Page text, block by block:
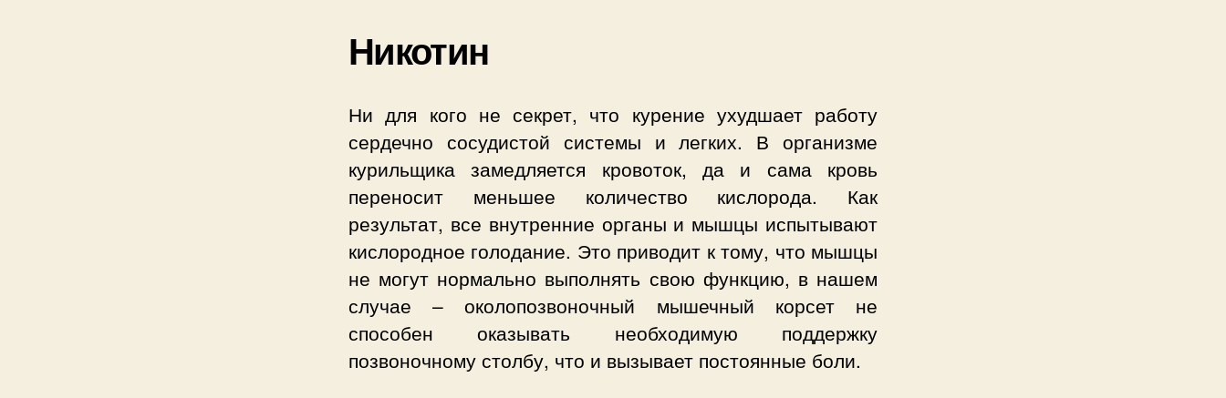
Никотин
Ни для кого не секрет, что курение ухудшает работу
сердечно сосудистой системы и легких. В организме
курильщика замедляется кровоток, да и сама кровь
переносит меньшее количество кислорода. Как
результат, все внутренние органы и мышцы испытывают
кислородное голодание. Это приводит к тому, что мышцы
не могут нормально выполнять свою функцию, в нашем
случае – околопозвоночный мышечный корсет не
способен оказывать необходимую поддержку
позвоночному столбу, что и вызывает постоянные боли.